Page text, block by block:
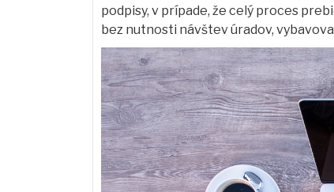
podpisy, v prípade, že celý proces
bez nutnosti návštev úradov,